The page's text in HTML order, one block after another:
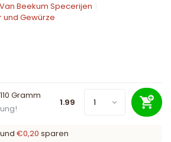
Van Beekum Specerijen
und Gewürze
Gramm
1.99
€0,20 sparen